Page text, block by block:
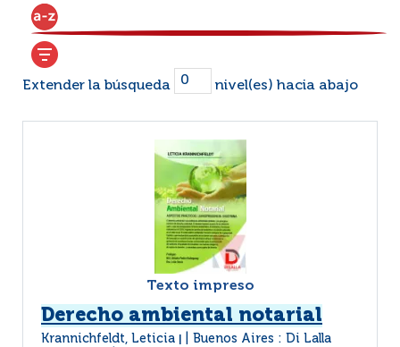
Extender la búsqueda nivel(es) hacia abajo
Texto impreso
Derecho ambiental notarial
Krannichfeldt, Leticia
Buenos Aires : Di Lalla